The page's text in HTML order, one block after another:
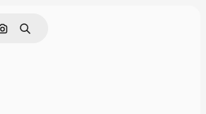
Поиск по изображению
Поиск